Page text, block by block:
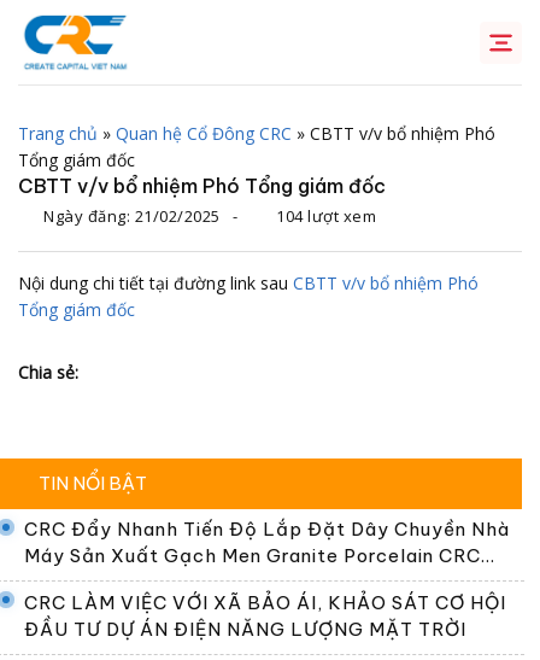
Chuyển
đến
dung
Trang chủ » Quan hệ Cổ Đông CRC » CBTT v/v bổ nhiệm Phó
Tổng giám đốc
CBTT v/v bổ nhiệm Phó Tổng giám đốc
Ngày đăng: 21/02/2025 - 104 lượt xem
Nội dung chi tiết tại đường link sau CBTT v/v bổ nhiệm Phó
Tổng giám đốc
Chia sẻ:
TIN NỔI BẬT
CRC Đẩy Nhanh Tiến Độ Lắp Đặt Dây Chuyền Nhà
Máy Sản Xuất Gạch Men Granite Porcelain CRC
Premier
CRC LÀM VIỆC VỚI XÃ BẢO ÁI, KHẢO SÁT CƠ HỘI
ĐẦU TƯ DỰ ÁN ĐIỆN NĂNG LƯỢNG MẶT TRỜI